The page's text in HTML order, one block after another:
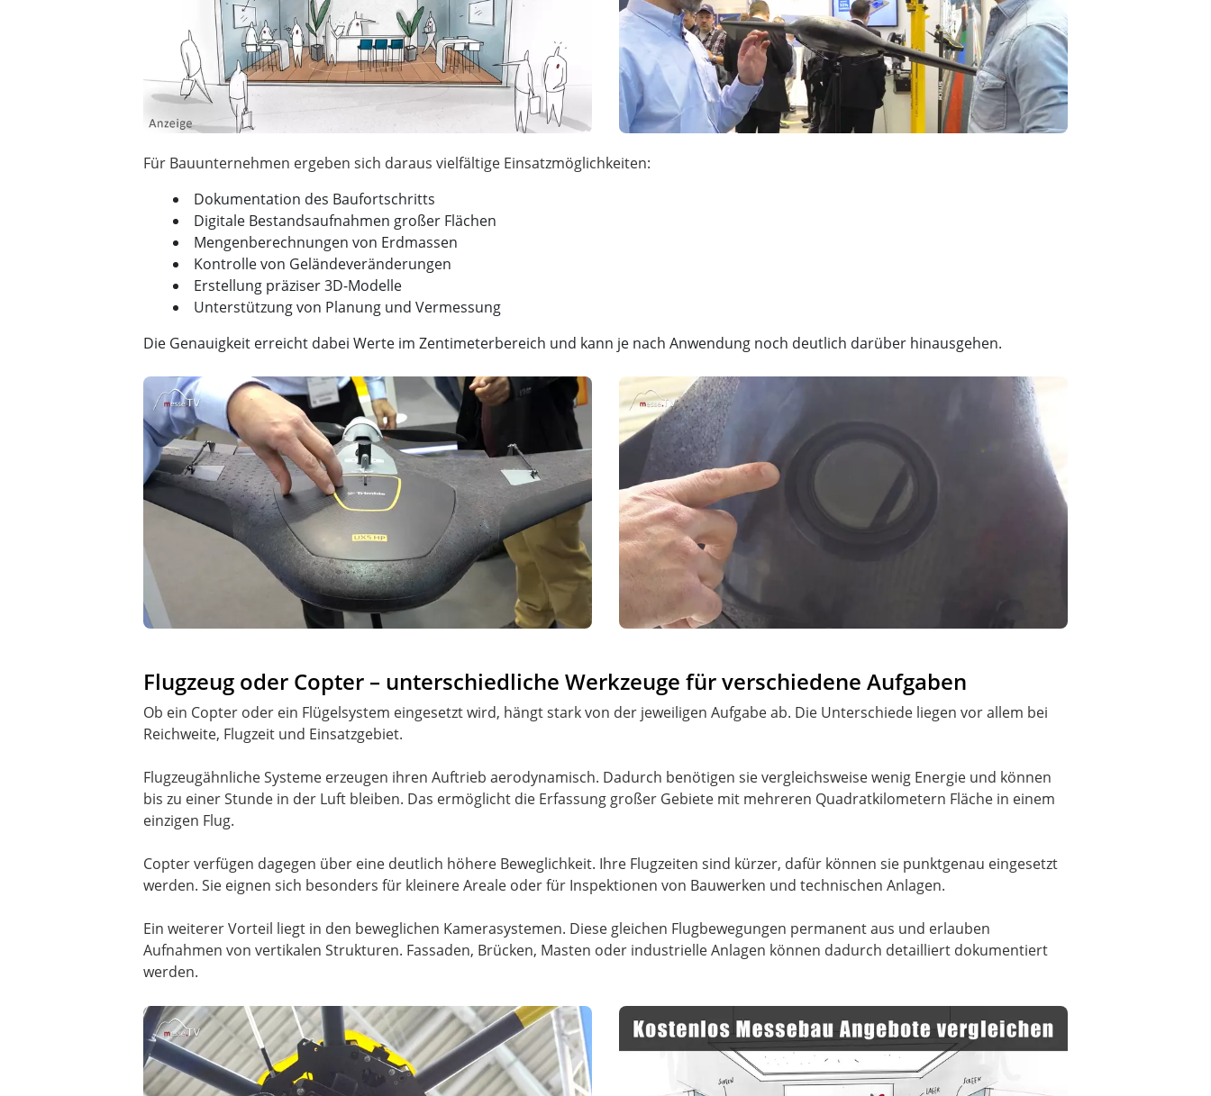
Dokumentation des Baufortschritts
Digitale Bestandsaufnahmen großer Flächen
Mengenberechnungen von Erdmassen
Kontrolle von Geländeveränderungen
Erstellung präziser 3D-Modelle
Unterstützung von Planung und Vermessung
Die Genauigkeit erreicht dabei Werte im Zentimeterbereich und kann je nach Anwendung noch deutlich darüber hinausgehen.
Flugzeug oder Copter – unterschiedliche Werkzeuge für verschiedene Aufgaben
Ob ein Copter oder ein Flügelsystem eingesetzt wird, hängt stark von der jeweiligen Aufgabe ab. Die Unterschiede liegen vor allem bei
Reichweite, Flugzeit und Einsatzgebiet.
Flugzeugähnliche Systeme erzeugen ihren Auftrieb aerodynamisch. Dadurch benötigen sie vergleichsweise wenig Energie und können
bis zu einer Stunde in der Luft bleiben. Das ermöglicht die Erfassung großer Gebiete mit mehreren Quadratkilometern Fläche in einem
einzigen Flug.
Copter verfügen dagegen über eine deutlich höhere Beweglichkeit. Ihre Flugzeiten sind kürzer, dafür können sie punktgenau eingesetzt
werden. Sie eignen sich besonders für kleinere Areale oder für Inspektionen von Bauwerken und technischen Anlagen.
Ein weiterer Vorteil liegt in den beweglichen Kamerasystemen. Diese gleichen Flugbewegungen permanent aus und erlauben
Aufnahmen von vertikalen Strukturen. Fassaden, Brücken, Masten oder industrielle Anlagen können dadurch detailliert dokumentiert
werden.